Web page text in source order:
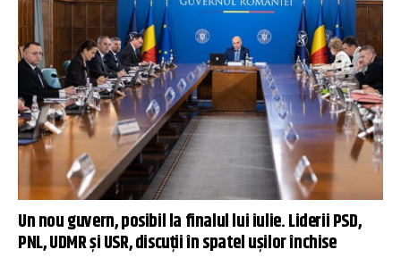
Un nou guvern, posibil la finalul lui iulie. Liderii PSD,
PNL, UDMR și USR, discuții în spatel ușilor închise